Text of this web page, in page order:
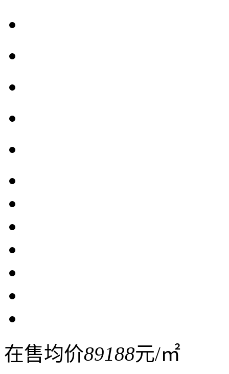
在售均价89188元/㎡